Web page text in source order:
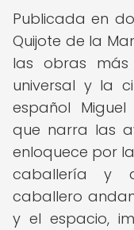
Publicada en
Quijote de la
las obras más
universal y la
español
que narra las
enloquece por
caballería y
caballero
y el espacio,